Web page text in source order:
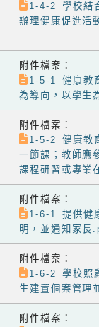
1-4-2 學校結
辦理健康促進活
附件檔案：
1-5-1 健康教
為導向，以學生
附件檔案：
1-5-2 健康教
一節課；教師應
課程研習或專業
附件檔案：
1-6-1 提供健
明，並通知家長
附件檔案：
1-6-2 學校照
生建置個案管理
附件檔案：